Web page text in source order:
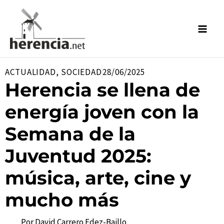
contenido
ACTUALIDAD, SOCIEDAD28/06/2025
Herencia se llena de
energía joven con la
Semana de la
Juventud 2025:
música, arte, cine y
mucho más